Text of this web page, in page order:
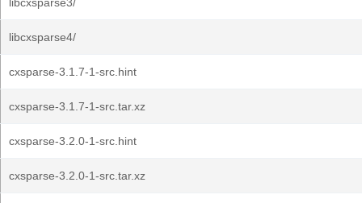
libcxsparse4/
cxsparse-3.1.7-1-src.hint
cxsparse-3.1.7-1-src.tar.xz
cxsparse-3.2.0-1-src.hint
cxsparse-3.2.0-1-src.tar.xz